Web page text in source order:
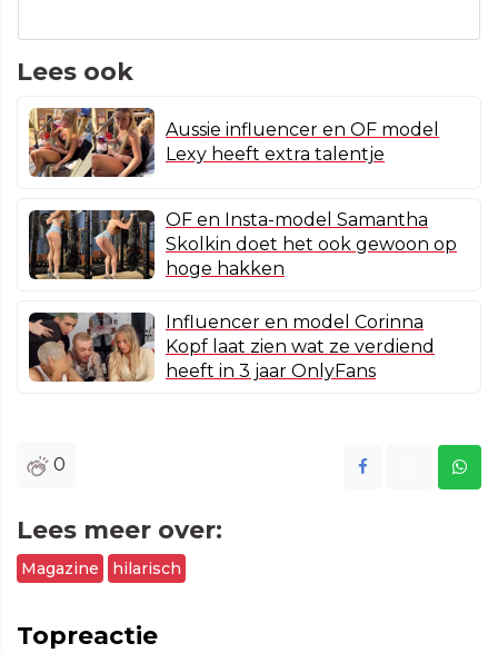
Lees ook
Aussie influencer en OF model
Lexy heeft extra talentje
OF en Insta-model Samantha
Skolkin doet het ook gewoon op
hoge hakken
Influencer en model Corinna
Kopf laat zien wat ze verdiend
heeft in 3 jaar OnlyFans
0
Lees meer over:
Magazine hilarisch
Topreactie